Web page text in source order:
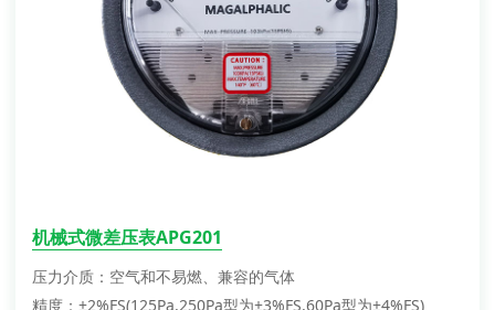
机械式微差压表APG201
压力介质：空气和不易燃、兼容的气体
精度：±2%FS(125Pa,250Pa型为±3%FS,60Pa型为±4%FS)